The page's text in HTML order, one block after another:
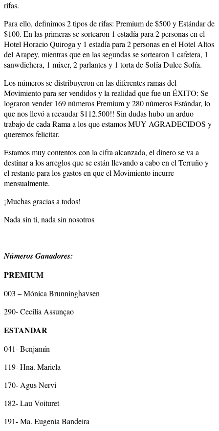
rifas.
Para ello, definimos 2 tipos de rifas: Premium de $500 y Estándar de
$100. En las primeras se sortearon 1 estadía para 2 personas en el
Hotel Horacio Quiroga y 1 estadía para 2 personas en el Hotel Altos
del Arapey, mientras que en las segundas se sortearon 1 cafetera, 1
sanwdichera, 1 mixer, 2 parlantes y 1 torta de Sofía Dulce Sofía.
Los números se distribuyeron en las diferentes ramas del
Movimiento para ser vendidos y la realidad que fue un ÉXITO: Se
lograron vender 169 números Premium y 280 números Estándar, lo
que nos llevó a recaudar $112.500!! Sin dudas hubo un arduo
trabajo de cada Rama a los que estamos MUY AGRADECIDOS y
queremos felicitar.
Estamos muy contentos con la cifra alcanzada, el dinero se va a
destinar a los arreglos que se están llevando a cabo en el Terruño y
el restante para los gastos en que el Movimiento incurre
mensualmente.
¡Muchas gracias a todos!
Nada sin ti, nada sin nosotros
Números Ganadores:
PREMIUM
003 – Mónica Brunninghavsen
290- Cecilia Assunçao
ESTANDAR
041- Benjamín
119- Hna. Mariela
170- Agus Nervi
182- Lau Voituret
191- Ma. Eugenia Bandeira